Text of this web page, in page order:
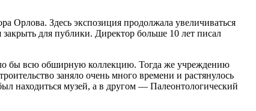
Орлова. Здесь экспозиция продолжала увеличиваться
для публики. Директор больше 10 лет писал
бы всю обширную коллекцию. Тогда же учреждению
заняло очень много времени и растянулось
находиться музей, а в другом — Палеонтологический